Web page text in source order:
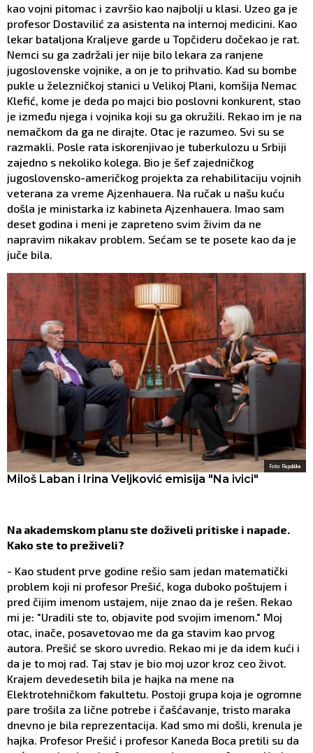
kao vojni pitomac i završio kao najbolji u klasi. Uzeo ga je
profesor Dostavilić za asistenta na internoj medicini. Kao
lekar bataljona Kraljeve garde u Topčideru dočekao je rat.
Nemci su ga zadržali jer nije bilo lekara za ranjene
jugoslovenske vojnike, a on je to prihvatio. Kad su bombe
pukle u železničkoj stanici u Velikoj Plani, komšija Nemac
Klefić, kome je deda po majci bio poslovni konkurent, stao
je između njega i vojnika koji su ga okružili. Rekao im je na
nemačkom da ga ne dirajte. Otac je razumeo. Svi su se
razmakli. Posle rata iskorenjivao je tuberkulozu u Srbiji
zajedno s nekoliko kolega. Bio je šef zajedničkog
jugoslovensko-američkog projekta za rehabilitaciju vojnih
veterana za vreme Ajzenhauera. Na ručak u našu kuću
došla je ministarka iz kabineta Ajzenhauera. Imao sam
deset godina i meni je zapreteno svim živim da ne
napravim nikakav problem. Sećam se te posete kao da je
juče bila.
Foto: Republika
Miloš Laban i Irina Veljković emisija "Na ivici"
Na akademskom planu ste doživeli pritiske i napade.
Kako ste to preživeli?
- Kao student prve godine rešio sam jedan matematički
problem koji ni profesor Prešić, koga duboko poštujem i
pred čijim imenom ustajem, nije znao da je rešen. Rekao
mi je: "Uradili ste to, objavite pod svojim imenom." Moj
otac, inače, posavetovao me da ga stavim kao prvog
autora. Prešić se skoro uvredio. Rekao mi je da idem kući i
da je to moj rad. Taj stav je bio moj uzor kroz ceo život.
Krajem devedesetih bila je hajka na mene na
Elektrotehničkom fakultetu. Postoji grupa koja je ogromne
pare trošila za lične potrebe i čašćavanje, tristo maraka
dnevno je bila reprezentacija. Kad smo mi došli, krenula je
hajka. Profesor Prešić i profesor Kaneda Boca pretili su da